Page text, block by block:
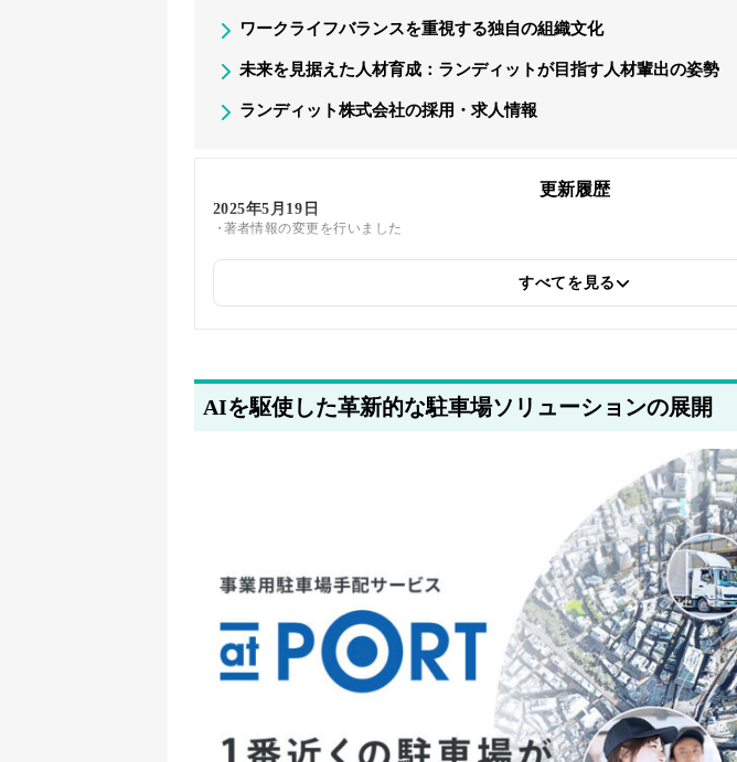
ワークライフバランスを重視する独自の組織文化
未来を見据えた人材育成：ランディットが目指す人材輩出の姿勢
ランディット株式会社の採用・求人情報
更新履歴
2025年5月19日
著者情報の変更を行いました
採用・求人情報を追加しました
関連企業の紹介を追加しました
すべてを見る
AIを駆使した革新的な駐車場ソリューションの展開